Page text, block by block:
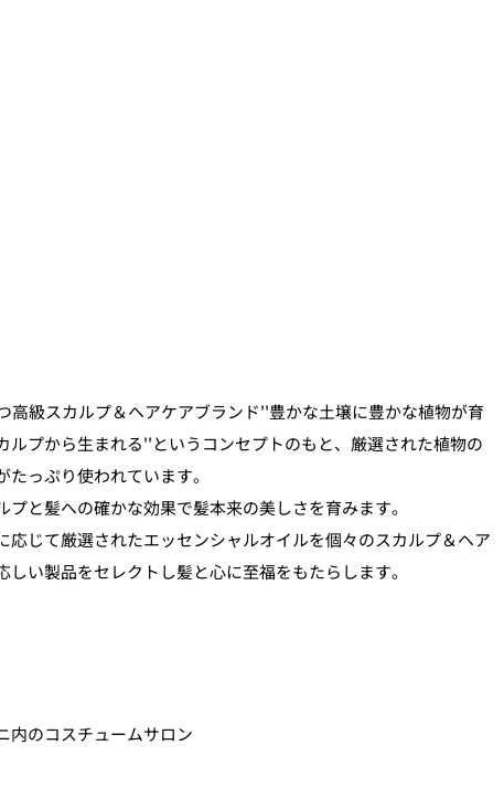
高級スカルプ＆ヘアケアブランド''豊かな土壌に豊かな植物が育
ルプから生まれる''というコンセプトのもと、厳選された植物の
っぷり使われています。
と髪への確かな効果で髪本来の美しさを育みます。
応じて厳選されたエッセンシャルオイルを個々のスカルプ＆ヘア
い製品をセレクトし髪と心に至福をもたらします。
内のコスチュームサロン